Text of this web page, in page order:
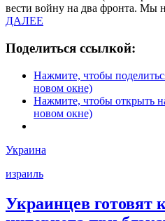
вести войну на два фронта. Мы
ДАЛЕЕ
Поделиться ссылкой:
Нажмите, чтобы
новом окне)
Нажмите, чтобы открыть
новом окне)
Украина
израиль
Украинцев готовят